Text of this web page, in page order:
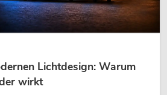
Lichtdesign: Warum
wirkt